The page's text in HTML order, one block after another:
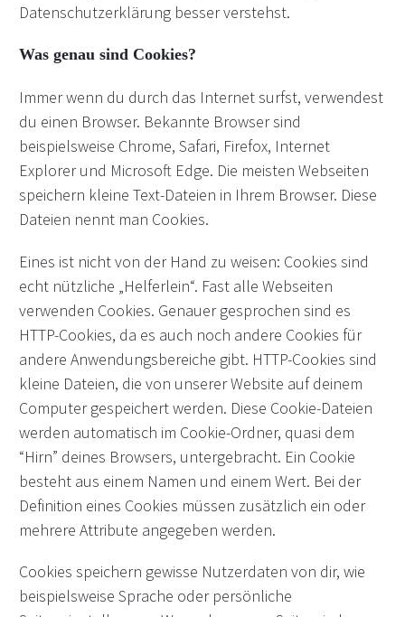
Datenschutzerklärung besser verstehst.
Was genau sind Cookies?
Immer wenn du durch das Internet surfst, verwendest
du einen Browser. Bekannte Browser sind
beispielsweise Chrome, Safari, Firefox, Internet
Explorer und Microsoft Edge. Die meisten Webseiten
speichern kleine Text-Dateien in Ihrem Browser. Diese
Dateien nennt man Cookies.
Eines ist nicht von der Hand zu weisen: Cookies sind
echt nützliche „Helferlein“. Fast alle Webseiten
verwenden Cookies. Genauer gesprochen sind es
HTTP-Cookies, da es auch noch andere Cookies für
andere Anwendungsbereiche gibt. HTTP-Cookies sind
kleine Dateien, die von unserer Website auf deinem
Computer gespeichert werden. Diese Cookie-Dateien
werden automatisch im Cookie-Ordner, quasi dem
“Hirn” deines Browsers, untergebracht. Ein Cookie
besteht aus einem Namen und einem Wert. Bei der
Definition eines Cookies müssen zusätzlich ein oder
mehrere Attribute angegeben werden.
Cookies speichern gewisse Nutzerdaten von dir, wie
beispielsweise Sprache oder persönliche